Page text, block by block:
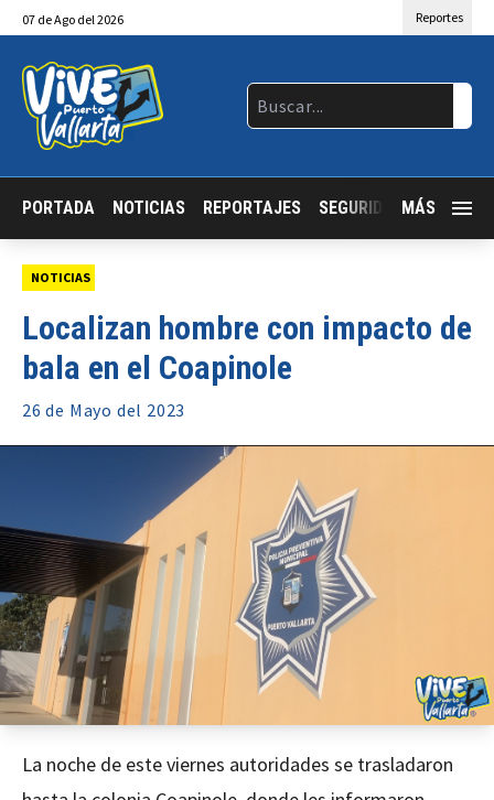
07 deAgo del 2026 Reportes
PORTADA NOTICIAS REPORTAJES SEGURIDAD JALISCO
MÁS
NOTICIAS
Localizan hombre con impacto de
bala en el Coapinole
26 de Mayo del 2023
La noche de este viernes autoridades se trasladaron